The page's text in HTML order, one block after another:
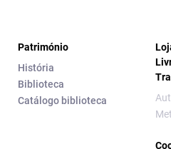
Património
História
Biblioteca
Catálogo biblioteca